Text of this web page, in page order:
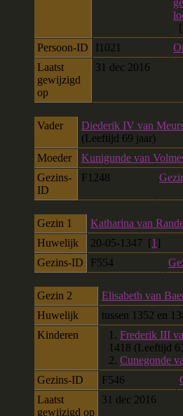
[
Persoon-ID
I1021
Laatst
gewijzigd
op
31 dec 2016
Vader Diederik IV van
(Leeftijd 69 jaar)
Moeder
Kunigunde van
Gezins-
ID
F1248
Gezin 1 Katharina van
Huwelijk
20-05-1347 [1]
Gezins-ID
F554
Gezin 2
Elisabeth van
Huwelijk
tussen 1352 en
Kinderen
1. Frederik III
1418 (Leeftijd
2. Cunegonde
Gezins-ID
F546
Laatst
gewijzigd op
31 dec 2016